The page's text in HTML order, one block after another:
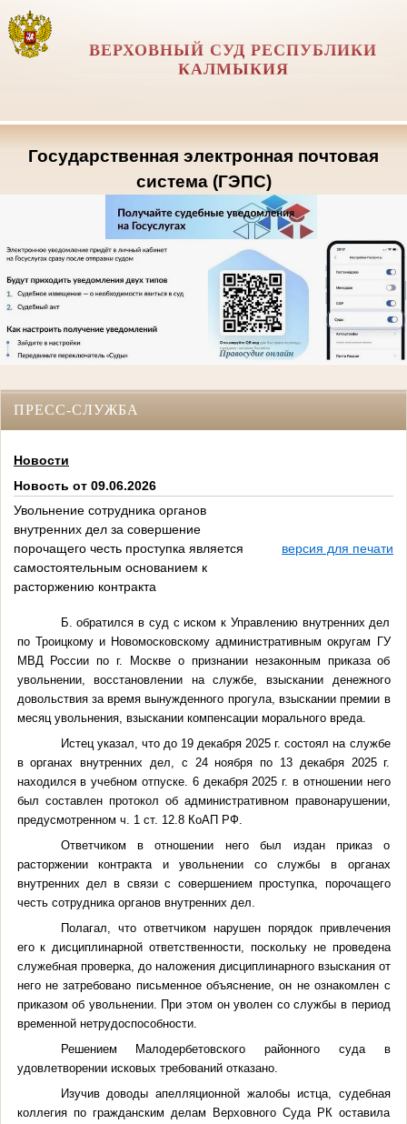
ВЕРХОВНЫЙ СУД РЕСПУБЛИКИ
КАЛМЫКИЯ
Государственная электронная почтовая
система (ГЭПС)
ПРЕСС-СЛУЖБА
Новости
Новость от 09.06.2026
Увольнение сотрудника органов
внутренних дел за совершение
порочащего честь проступка является
самостоятельным основанием к
расторжению контракта
версия для печати
Б. обратился в суд с иском к Управлению внутренних дел
по Троицкому и Новомосковскому административным округам ГУ
МВД России по г. Москве о признании незаконным приказа об
увольнении, восстановлении на службе, взыскании денежного
довольствия за время вынужденного прогула, взыскании премии в
месяц увольнения, взыскании компенсации морального вреда.
Истец указал, что до 19 декабря2025 г. состоял на службе
в органах внутренних дел, с 24 ноября по 13 декабря 2025 г.
находился в учебном отпуске. 6 декабря2025 г. в отношении него
был составлен протокол об административном правонарушении,
предусмотренном ч. 1 ст. 12.8 КоАП РФ.
Ответчиком в отношении него был издан приказ о
расторжении контракта и увольнении со службы в органах
внутренних дел в связи с совершением проступка, порочащего
честь сотрудника органов внутренних дел.
Полагал, что ответчиком нарушен порядок привлечения
его к дисциплинарной ответственности, поскольку не проведена
служебная проверка, до наложения дисциплинарного взыскания от
него не затребовано письменное объяснение, он не ознакомлен с
приказом об увольнении. При этом он уволен со службы в период
временной нетрудоспособности.
Решением Малодербетовского районного суда в
удовлетворении исковых требований отказано.
Изучив доводы апелляционной жалобы истца, судебная
коллегия по гражданским делам Верховного Суда РК оставила